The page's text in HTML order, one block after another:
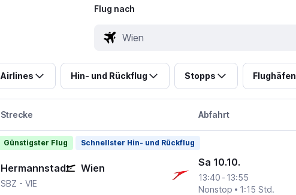
Flug nach
Airlines Hin- und Rückflug Stopps Flughäfen
Strecke Abfahrt
Günstigster Flug Schnellster Hin- und Rückflug
Hermannstadt Wien
SBZ Hermannstadt Sibiu
- VIE
Sa 10.10.
13:40 - 13:55
Nonstop
1:15 Std.